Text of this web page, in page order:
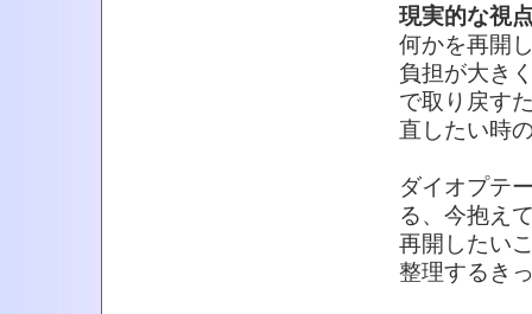
現実的な視
何かを再開
負担が大き
で取り戻す
直したい時
ダイオプテ
る、今抱え
再開したい
整理するき